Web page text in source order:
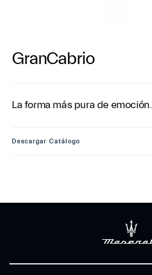
GranCabrio
La forma más pura de emoción.
Descargar Catálogo